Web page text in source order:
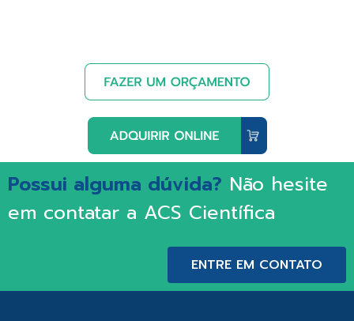
Possui alguma dúvida? Não hesite
em contatar a ACS Científica
ENTRE EM CONTATO